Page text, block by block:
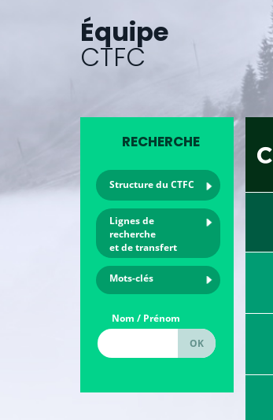
Équipe
CTFC
RECHERCHE
Structure du CTFC
Lignes de
recherche
et de transfert
Mots-clés
Nom / Prénom